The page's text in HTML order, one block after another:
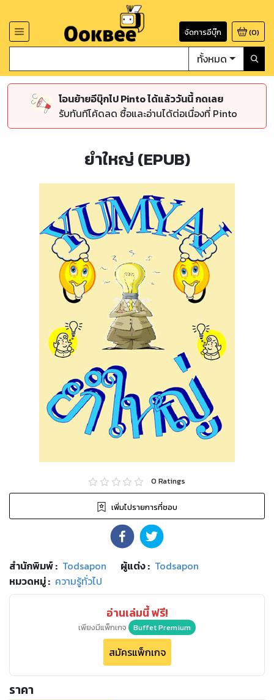
จัดการอีบุ๊ก (0)
ทั้งหมด
โอนย้ายอีบุ๊กไป Pinto ได้แล้ววันนี้ กดเลย
รับทันทีโค้ดลด ซื้อและอ่านได้ต่อเนื่องที่ Pinto
ยำใหญ่ (EPUB)
0 Ratings
เพิ่มไปรายการที่ชอบ
สำนักพิมพ์: Todsapon ผู้แต่ง : Todsapon
หมวดหมู่: ความรู้ทั่วไป
อ่านเล่มนี้ ฟรี!
เพียงมีแพ็กเกจ Buffet Premium
สมัครแพ็กเกจ
ราคา